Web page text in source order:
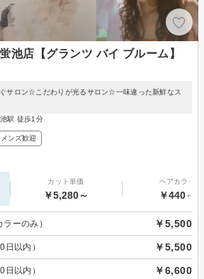
店【グランツ バイ ブルーム】
サロン☆こだわりが光るサロン☆一味違った新鮮なス
駅 徒歩1分
メンズ歓迎
カット単価
￥5,280～
ヘアカラー
￥440～
ーのみ） ￥5,500
以内） ￥5,500
以内） ￥6,600